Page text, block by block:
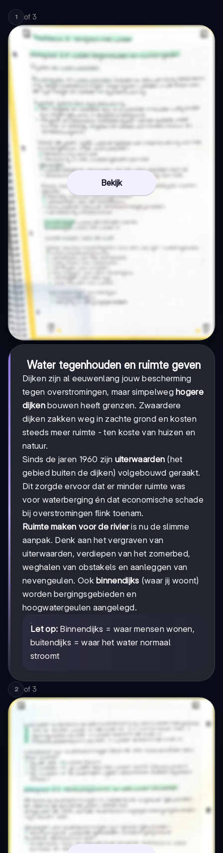
1 of 3
Bekijk
Water tegenhouden en ruimte geven
Dijken zijn al eeuwenlang jouw bescherming
tegen overstromingen, maar simpelweghogere
dijkenbouwen heeft grenzen. Zwaardere
dijken zakken weg in zachte grond en kosten
steeds meer ruimte - ten koste van huizen en
natuur.
Sinds de jaren 1960 zijn uiterwaarden (het
gebied buiten de dijken) volgebouwd geraakt.
Dit zorgde ervoor dat er minder ruimte was
voor waterberging én dat economische schade
bij overstromingen flink toenam.
Ruimte maken voor de rivieris nu de slimme
aanpak. Denk aan het vergraven van
uiterwaarden, verdiepen van het zomerbed,
weghalen van obstakels en aanleggen van
nevengeulen. Ookbinnendijks (waar jij woont)
worden bergingsgebieden en
hoogwatergeulen aangelegd.
Let op: Binnendijks = waar mensen wonen,
buitendijks = waar het water normaal
stroomt
2 of 3